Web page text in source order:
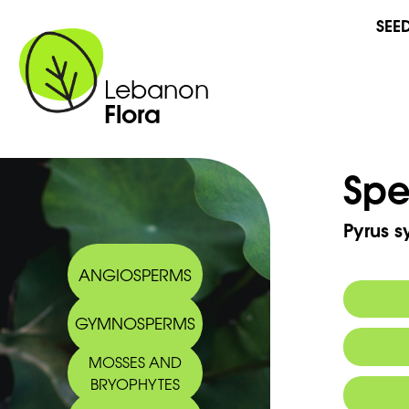
Lebanon
Flora
ANGIOSPERMS
GYMNOSPERMS
MOSSES AND
BRYOPHYTES
Pyrus